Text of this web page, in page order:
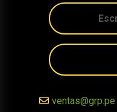
ventas@grp.pe